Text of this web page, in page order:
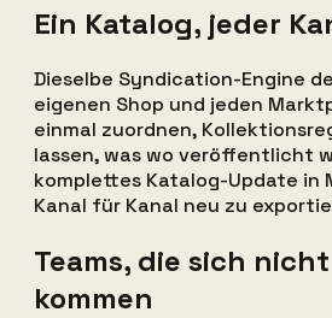
Ein Katalog, jeder
Dieselbe Syndication-Engine
eigenen Shop und jeden
einmal zuordnen,
lassen, was wo veröffentlicht
komplettes Katalog-Update in
Kanal für Kanal neu zu
Teams, die sich
kommen